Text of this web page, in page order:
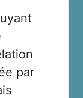
par